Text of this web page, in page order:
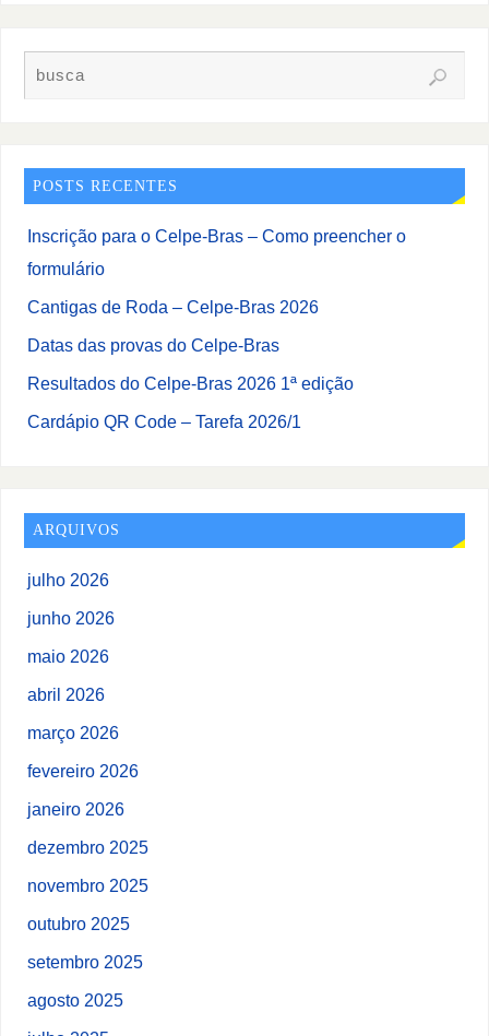
POSTS RECENTES
Inscrição para o Celpe-Bras – Como preencher o
formulário
Cantigas de Roda – Celpe-Bras 2026
Datas das provas do Celpe-Bras
Resultados do Celpe-Bras 2026 1ª edição
Cardápio QR Code – Tarefa 2026/1
ARQUIVOS
julho 2026
junho 2026
maio 2026
abril 2026
março 2026
fevereiro 2026
janeiro 2026
dezembro 2025
novembro 2025
outubro 2025
setembro 2025
agosto 2025